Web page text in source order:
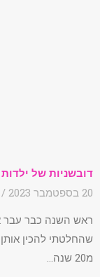
דובשניות של ילדות
20 בספטמבר 2023
ראש השנה כבר עבר
שהחלטתי להכין
מ20 שנה…